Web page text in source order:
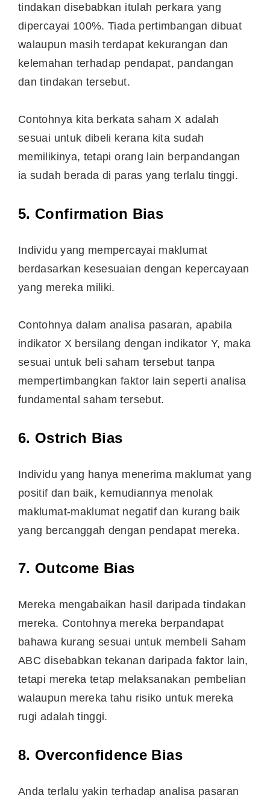
tindakan disebabkan itulah perkara yang
dipercayai 100%. Tiada pertimbangan dibuat
walaupun masih terdapat kekurangan dan
kelemahan terhadap pendapat, pandangan
dan tindakan tersebut.
Contohnya kita berkata saham X adalah
sesuai untuk dibeli kerana kita sudah
memilikinya, tetapi orang lain berpandangan
ia sudah berada di paras yang terlalu tinggi.
5. Confirmation Bias
Individu yang mempercayai maklumat
berdasarkan kesesuaian dengan kepercayaan
yang mereka miliki.
Contohnya dalam analisa pasaran, apabila
indikator X bersilang dengan indikator Y, maka
sesuai untuk beli saham tersebut tanpa
mempertimbangkan faktor lain seperti analisa
fundamental saham tersebut.
6. Ostrich Bias
Individu yang hanya menerima maklumat yang
positif dan baik, kemudiannya menolak
maklumat-maklumat negatif dan kurang baik
yang bercanggah dengan pendapat mereka.
7. Outcome Bias
Mereka mengabaikan hasil daripada tindakan
mereka. Contohnya mereka berpandapat
bahawa kurang sesuai untuk membeli Saham
ABC disebabkan tekanan daripada faktor lain,
tetapi mereka tetap melaksanakan pembelian
walaupun mereka tahu risiko untuk mereka
rugi adalah tinggi.
8. Overconfidence Bias
Anda terlalu yakin terhadap analisa pasaran